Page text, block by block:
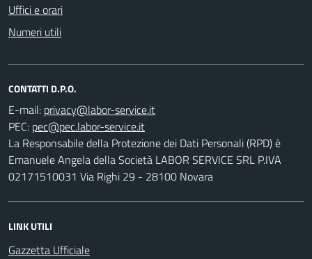
Uffici e orari
Numeri utili
CONTATTI D.P.O.
E-mail:
PEC:
La Responsabile della Protezione dei Dati Personali (RPD) è
Emanuele Angela della Società LABOR SERVICE SRL P.IVA
02171510031 Via Righi 29 - 28100 Novara
LINK UTILI
Gazzetta Ufficiale